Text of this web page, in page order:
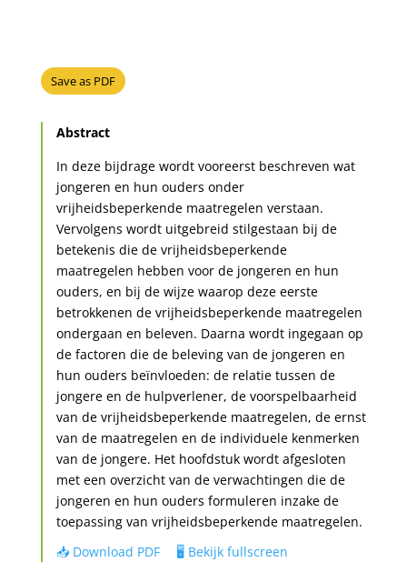
Save as PDF
Abstract
In deze bijdrage wordt vooreerst beschreven wat
jongeren en hun ouders onder
vrijheidsbeperkende maatregelen verstaan.
Vervolgens wordt uitgebreid stilgestaan bij de
betekenis die de vrijheidsbeperkende
maatregelen hebben voor de jongeren en hun
ouders, en bij de wijze waarop deze eerste
betrokkenen de vrijheidsbeperkende maatregelen
ondergaan en beleven. Daarna wordt ingegaan op
de factoren die de beleving van de jongeren en
hun ouders beïnvloeden: de relatie tussen de
jongere en de hulpverlener, de voorspelbaarheid
van de vrijheidsbeperkende maatregelen, de ernst
van de maatregelen en de individuele kenmerken
van de jongere. Het hoofdstuk wordt afgesloten
met een overzicht van de verwachtingen die de
jongeren en hun ouders formuleren inzake de
toepassing van vrijheidsbeperkende maatregelen.
📥 Download PDF
🖥️ Bekijk fullscreen